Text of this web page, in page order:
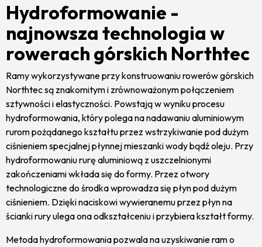
Hydroformowanie -
najnowsza technologia w
rowerach górskich Northtec
Ramy wykorzystywane przy konstruowaniu rowerów górskich
Northtec są znakomitym i zrównoważonym połączeniem
sztywności i elastyczności. Powstają w wyniku procesu
hydroformowania, który polega na nadawaniu aluminiowym
rurom pożądanego kształtu przez wstrzykiwanie pod dużym
ciśnieniem specjalnej płynnej mieszanki wody bądź oleju. Przy
hydroformowaniu rurę aluminiową z uszczelnionymi
zakończeniami wkłada się do formy. Przez otwory
technologiczne do środka wprowadza się płyn pod dużym
ciśnieniem. Dzięki naciskowi wywieranemu przez płyn na
ścianki rury ulega ona odkształceniu i przybiera kształt formy.
Metoda hydroformowania pozwala na uzyskiwanie ram o